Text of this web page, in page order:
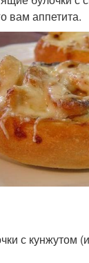
вам аппетита.
с